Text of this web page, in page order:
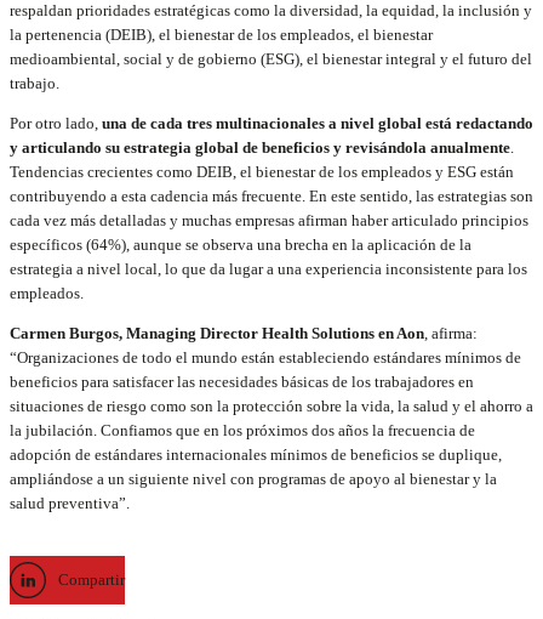
respaldan prioridades estratégicas como la diversidad, la equidad, la inclusión y
la pertenencia (DEIB), el bienestar de los empleados, el bienestar
medioambiental, social y de gobierno (ESG), el bienestar integral y el futuro del
trabajo.
Por otro lado, una de cada tres multinacionales a nivel global está redactando
y articulando su estrategia global de beneficios y revisándola anualmente.
Tendencias crecientes como DEIB, el bienestar de los empleados y ESG están
contribuyendo a esta cadencia más frecuente. En este sentido, las estrategias son
cada vez más detalladas y muchas empresas afirman haber articulado principios
específicos (64%), aunque se observa una brecha en la aplicación de la
estrategia a nivel local, lo que da lugar a una experiencia inconsistente para los
empleados.
Carmen Burgos, Managing Director Health Solutions en Aon, afirma:
“Organizaciones de todo el mundo están estableciendo estándares mínimos de
beneficios para satisfacer las necesidades básicas de los trabajadores en
situaciones de riesgo como son la protección sobre la vida, la salud y el ahorro a
la jubilación. Confiamos que en los próximos dos años la frecuencia de
adopción de estándares internacionales mínimos de beneficios se duplique,
ampliándose a un siguiente nivel con programas de apoyo al bienestar y la
salud preventiva”.
Compartir